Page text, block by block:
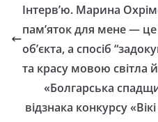
Інтерв’ю. Марина
пам’яток для мене — це
об’єкта, а спосіб
та красу мовою світла й
«Болгарська
відзнака конкурсу